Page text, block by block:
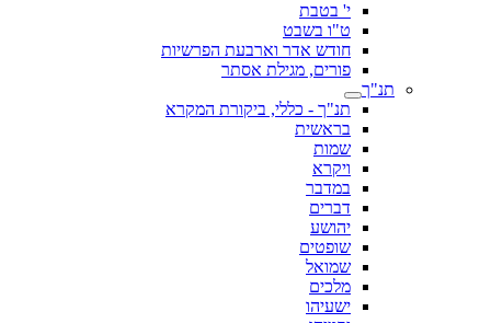
י' בטבת
ט"ו בשבט
חודש אדר וארבעת הפרשיות
פורים, מגילת אסתר
תנ"ך
תנ"ך - כללי, ביקורת המקרא
בראשית
שמות
ויקרא
במדבר
דברים
יהושע
שופטים
שמואל
מלכים
ישעיהו